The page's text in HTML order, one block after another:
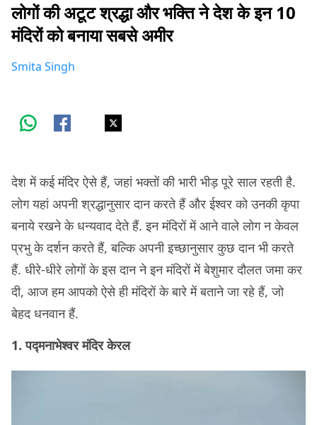
लोगों की अटूट श्रद्धा और भक्ति ने देश के इन 10
मंदिरों को बनाया सबसे अमीर
Smita Singh
देश में कई मंदिर ऐसे हैं, जहां भक्तों की भारी भीड़ पूरे साल रहती है.
लोग यहां अपनी श्रद्धानुसार दान करते हैं और ईश्वर को उनकी कृपा
बनाये रखने के धन्यवाद देते हैं. इन मंदिरों में आने वाले लोग न केवल
प्रभु के दर्शन करते हैं, बल्कि अपनी इच्छानुसार कुछ दान भी करते
हैं. धीरे-धीरे लोगों के इस दान ने इन मंदिरों में बेशुमार दौलत जमा कर
दी, आज हम आपको ऐसे ही मंदिरों के बारे में बताने जा रहे हैं, जो
बेहद धनवान हैं.
1. पद्मनाभेश्वर मंदिर केरल